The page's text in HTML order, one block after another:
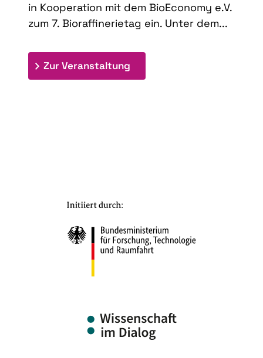
in Kooperation mit dem BioEconomy e.V.
zum 7. Bioraffinerietag ein. Unter dem...
Zur Veranstaltung